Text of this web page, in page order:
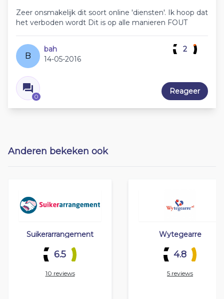
Zeer onsmakelijk dit soort online 'diensten'. Ik hoop dat
het verboden wordt Dit is op alle manieren FOUT
B
bah
14-05-2016
0
2
Reageer
Anderen bekeken ook
Suikerarrangement
6.5
10 reviews
Wytegearre
4.8
5 reviews